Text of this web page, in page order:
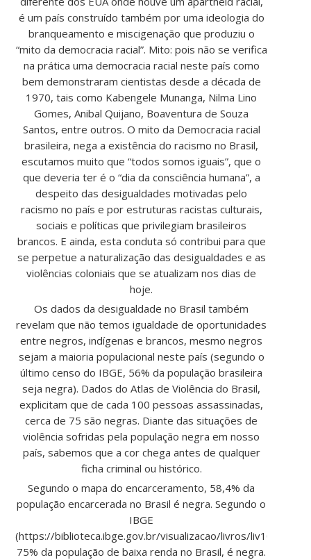
é um país construído também por uma ideologia do
branqueamento e miscigenação que produziu o
“mito da democracia racial”. Mito: pois não se verifica
na prática uma democracia racial neste país como
bem demonstraram cientistas desde a década de
1970, tais como Kabengele Munanga, Nilma Lino
Gomes, Anibal Quijano, Boaventura de Souza
Santos, entre outros. O mito da Democracia racial
brasileira, nega a existência do racismo no Brasil,
escutamos muito que “todos somos iguais”, que o
que deveria ter é o “dia da consciência humana”, a
despeito das desigualdades motivadas pelo
racismo no país e por estruturas racistas culturais,
sociais e políticas que privilegiam brasileiros
brancos. E ainda, esta conduta só contribui para que
se perpetue a naturalização das desigualdades e as
violências coloniais que se atualizam nos dias de
hoje.
Os dados da desigualdade no Brasil também
revelam que não temos igualdade de oportunidades
entre negros, indígenas e brancos, mesmo negros
sejam a maioria populacional neste país (segundo o
último censo do IBGE, 56% da população brasileira
seja negra). Dados do Atlas de Violência do Brasil,
explicitam que de cada 100 pessoas assassinadas,
cerca de 75 são negras. Diante das situações de
violência sofridas pela população negra em nosso
país, sabemos que a cor chega antes de qualquer
ficha criminal ou histórico.
Segundo o mapa do encarceramento, 58,4% da
população encarcerada no Brasil é negra. Segundo o
IBGE
(https://biblioteca.ibge.gov.br/visualizacao/livros/
75% da população de baixa renda no Brasil, é negra.